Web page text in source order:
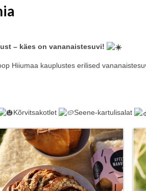
– käes on vananaistesuvi!
Hiiumaa kauplustes erilised
Kõrvitsakotlet Seene-kartulisalat